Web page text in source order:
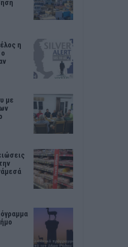
η
με